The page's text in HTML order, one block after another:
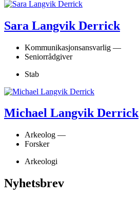
Sara Langvik Derrick
Kommunikasjonsansvarlig —
Seniorrådgiver
Stab
Michael Langvik Derrick
Arkeolog —
Forsker
Arkeologi
Nyhetsbrev